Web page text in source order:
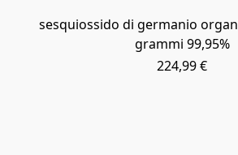
sesquiossido di germanio
grammi 99,95%
224,99 €